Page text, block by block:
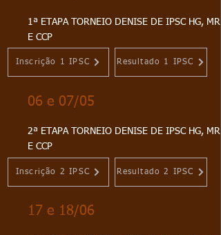
1ª ETAPA TORNEIO DENISE DE IPSC HG, MR
E CCP
06 e 07/05
2ª ETAPA TORNEIO DENISE DE IPSC HG, MR
E CCP
17 e 18/06
Resultado 1 IPSC
Resultado 2 IPSC
Inscrição 1 IPSC
Inscrição 2 IPSC